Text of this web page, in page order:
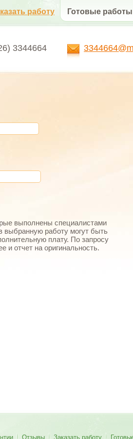
3344664
работу Готовые работы
выполнены специалистами
работу могут быть
плату. По запросу
и отчет на оригинальность.
Отзывы Заказать работу